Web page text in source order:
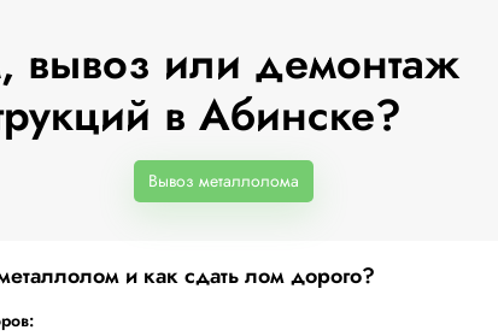
вывоз или демонтаж
в Абинске?
Вывоз металлолома
и как сдать лом дорого?